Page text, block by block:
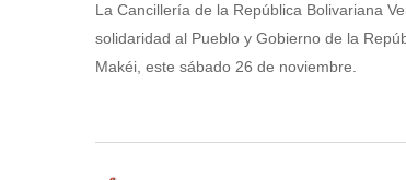
La Cancillería de la República Bolivariana
solidaridad al Pueblo y Gobierno de la
Makéi, este sábado 26 de noviembre.